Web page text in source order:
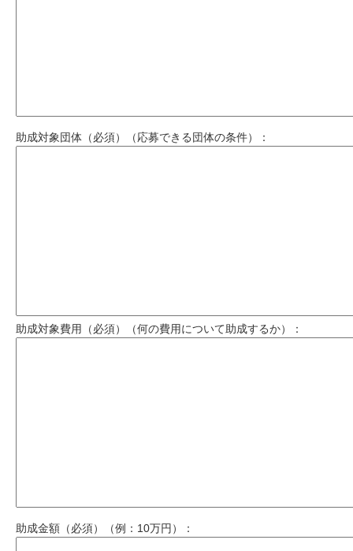
助成対象団体（必須）（応募できる団体の条件）：
助成対象費用（必須）（何の費用について助成するか）：
助成金額（必須）（例：10万円）：